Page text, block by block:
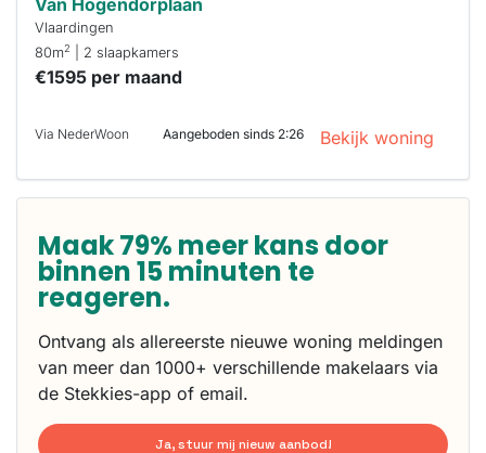
Van Hogendorplaan
Vlaardingen
80m2 | 2 slaapkamers
€1595 per maand
Via NederWoon Aangeboden sinds 2:26 Bekijk woning
Maak 79% meer kans door
binnen 15 minuten te
reageren.
Ontvang als allereerste nieuwe woning meldingen
van meer dan 1000+ verschillende makelaars via
de Stekkies-app of email.
Ja, stuur mij nieuw aanbod!